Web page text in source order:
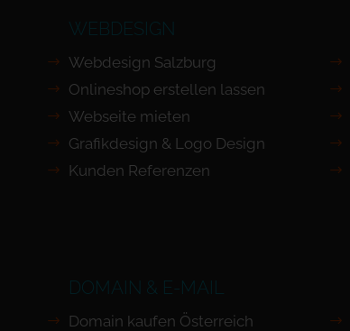
WEBDESIGN
Webdesign Salzburg
Onlineshop erstellen lassen
Webseite mieten
Grafikdesign & Logo Design
Kunden Referenzen
DOMAIN & E-MAIL
Domain kaufen Österreich